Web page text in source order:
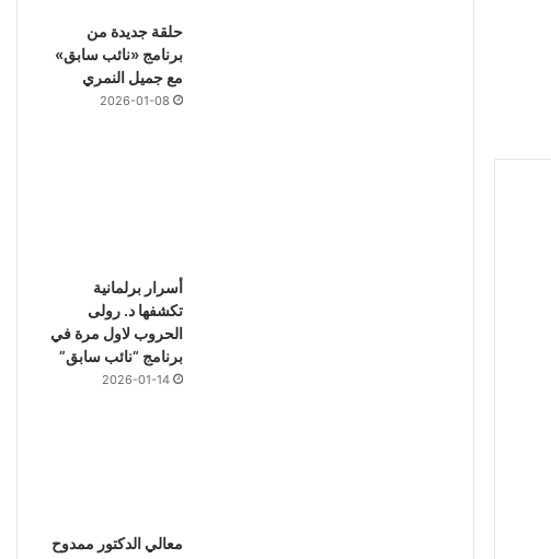
حلقة جديدة من
برنامج «نائب سابق»
مع جميل النمري
2026-01-08
أسرار برلمانية
تكشفها د. رولى
الحروب لاول مرة في
برنامج “نائب سابق”
2026-01-14
معالي الدكتور ممدوح